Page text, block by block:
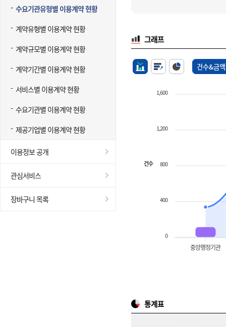
수요기관유형별 이용계약 현황
계약유형별 이용계약 현황
계약규모별 이용계약 현황
계약기간별 이용계약 현황
서비스별 이용계약 현황
수요기관별 이용계약 현황
제공기업별 이용계약 현황
이용정보 공개
관심서비스
장바구니 목록
그래프
건수&금액
1,600
1,200
800
400
0
건수
중앙행정기관
통계표